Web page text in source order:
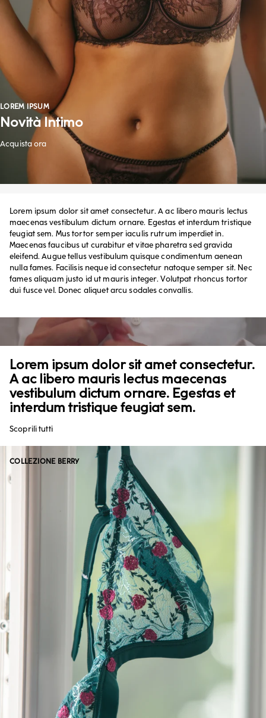
LOREM IPSUM
Novità Intimo
Acquista ora
Acquista ora
Lorem ipsum dolor sit amet consectetur. A ac libero mauris lectus
maecenas vestibulum dictum ornare. Egestas et interdum tristique
feugiat sem. Mus tortor semper iaculis rutrum imperdiet in.
Maecenas faucibus ut curabitur et vitae pharetra sed gravida
eleifend. Augue tellus vestibulum quisque condimentum aenean
nulla fames. Facilisis neque id consectetur natoque semper sit. Nec
fames aliquam justo id ut mauris integer. Volutpat rhoncus tortor
dui fusce vel. Donec aliquet arcu sodales convallis.
Lorem ipsum dolor sit amet consectetur.
A ac libero mauris lectus maecenas
vestibulum dictum ornare. Egestas et
interdum tristique feugiat sem.
Scoprili tutti
COLLEZIONE BERRY